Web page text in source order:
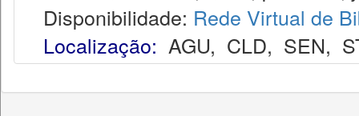
Disponibilidade: Rede Virtual de
Localização: AGU, CLD, SEN,